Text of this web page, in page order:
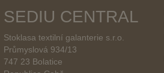
SEDIU CENTRAL
Stoklasa textilní galanterie s.r.o.
Průmyslová 934/13
747 23 Bolatice